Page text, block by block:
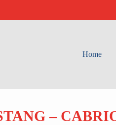
Home
–